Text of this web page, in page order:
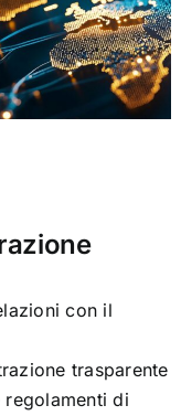
e politiche
tarda età
moderna
con il
trasparente
regolamenti di